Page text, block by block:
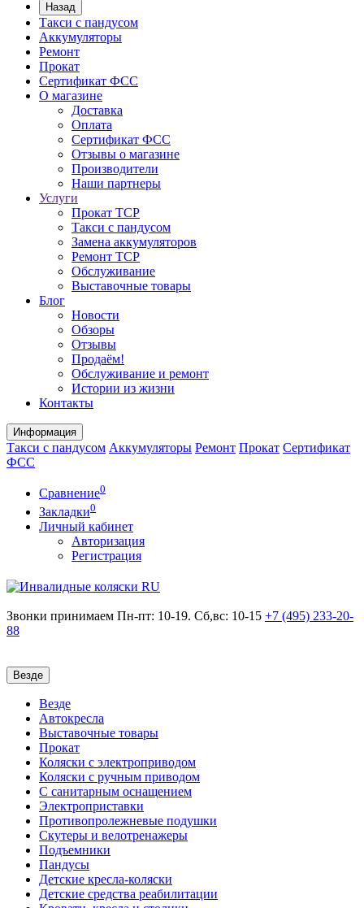
Назад
Такси с пандусом
Аккумуляторы
Ремонт
Прокат
Сертификат ФСС
О магазине
Доставка
Оплата
Сертификат ФСС
Отзывы о магазине
Производители
Наши партнеры
Услуги
Прокат ТСР
Такси с пандусом
Замена аккумуляторов
Ремонт ТСР
Обслуживание
Выставочные товары
Блог
Новости
Обзоры
Отзывы
Продаём!
Обслуживание и ремонт
Истории из жизни
Контакты
Информация
Такси с пандусом Аккумуляторы Ремонт Прокат Сертификат
ФСС
Сравнение0
Закладки0
Личный кабинет
Авторизация
Регистрация
Звонки принимаем Пн-пт: 10-19. Сб,вс: 10-15 +7 (495) 233-20-
88
Везде
Везде
Автокресла
Выставочные товары
Прокат
Коляски с электроприводом
Коляски с ручным приводом
С санитарным оснащением
Электроприставки
Противопролежневые подушки
Скутеры и велотренажеры
Подъемники
Пандусы
Детские кресла-коляски
Детские средства реабилитации